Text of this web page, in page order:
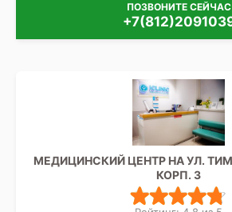
ПОЗВОНИТЕ СЕЙЧАС
МЕДИЦИНСКИЙ ЦЕНТР НА УЛ.
КОРП. 3